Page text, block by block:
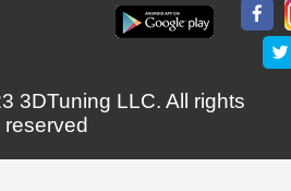
3DTuning LLC. All rights
reserved